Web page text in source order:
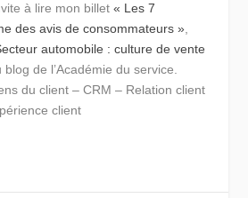
à lire mon billet« Les 7
des avis de consommateurs »,
automobile : culture de vente
blog de l’Académie du service.
du client – CRM – Relation client
client